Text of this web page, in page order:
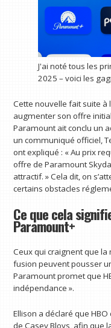
J'ai noté tous les
2025 – voici les
Cette nouvelle fait suite à
augmenter son offre
Paramount ait conclu un
un communiqué officiel,
ont expliqué : « Au prix
offre de Paramount
attractif. » Cela dit, on
certains obstacles
Ce que cela
Paramount+
Ceux qui craignent que
fusion peuvent pousser
Paramount promet que
indépendance ».
Ellison a déclaré que
de Casey Bloys, afin que